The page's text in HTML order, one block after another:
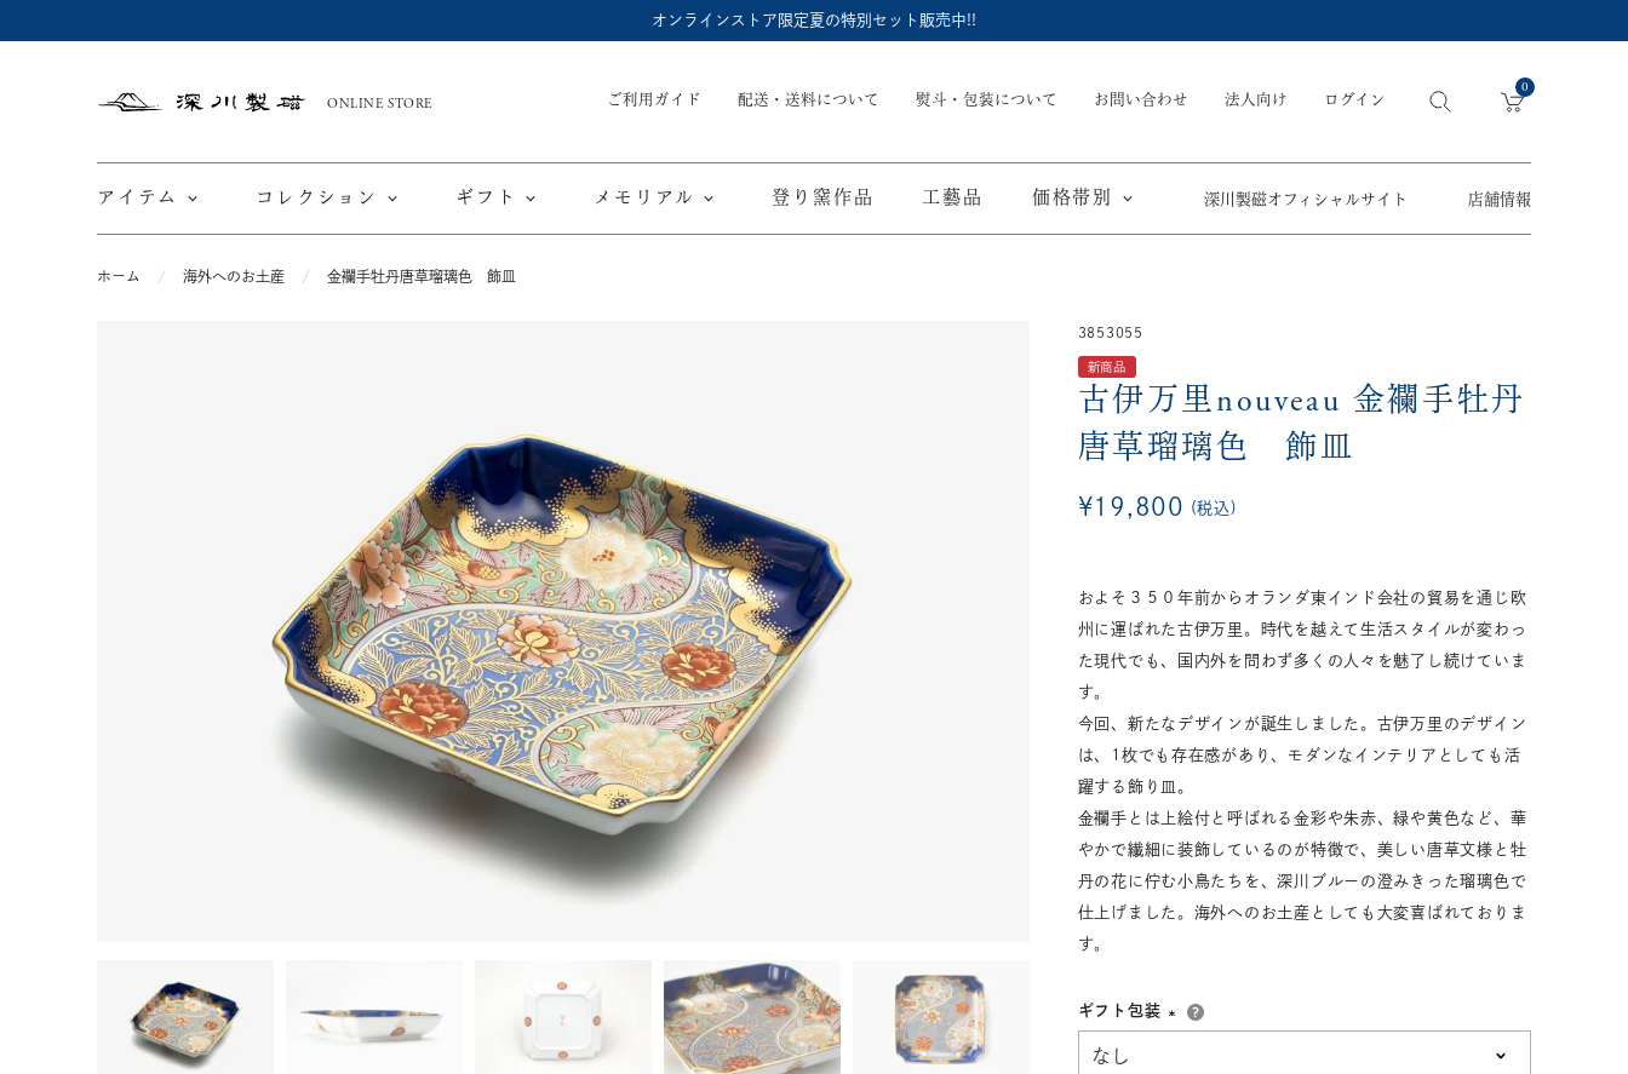
オンラインストア限定夏の特別セット販売中!!
深
ONLINE STORE ご利用ガイド 配送・送料について 熨斗・包装について お問い合わせ 法人向け ログイン
0
アイテム
カップ ＆ ソーサー
ワインカップ 酒器 ポット／急須／土瓶
茶器揃い 湯呑
丼 鉢
蓋物 花器／インテリア ボンボニエール
コレクション
オツカレサマ、
ワタシ
TEWAZA ARTE WAN ARTE PLATE
染付 青磁 動物モチーフ
ギフト
節目の御祝
eギフト
メモリアル 登り窯作品 工藝品 価格帯別
5,501円～11,000円
55,001円 (税込) 以上
深川製磁オフィシャルサイト 店舗情報
ホーム 海外へのお土産 金襴手牡丹唐草瑠璃色 飾皿
3853055
新商品
古伊万里nouveau 金襴手牡丹
唐草瑠璃色 飾皿
¥ 19,800 税込
およそ３５０年前からオランダ東インド会社の貿易を通じ欧
州に運ばれた古伊万里。時代を越えて生活スタイルが変わっ
た現代でも、国内外を問わず多くの人々を魅了し続けていま
す。
今回、新たなデザインが誕生しました。古伊万里のデザイン
は、1枚でも存在感があり、モダンなインテリアとしても活
躍する飾り皿。
金襴手とは上絵付と呼ばれる金彩や朱赤、緑や黄色など、華
やかで繊細に装飾しているのが特徴で、美しい唐草文様と牡
丹の花に佇む小鳥たちを、深川ブルーの澄みきった瑠璃色で
仕上げました。海外へのお土産としても大変喜ばれておりま
す。
ギフト包装